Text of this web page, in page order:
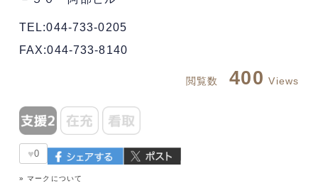
TEL:044-733-0205
FAX:044-733-8140
閲覧数 400 Views
♥0
» マークについて